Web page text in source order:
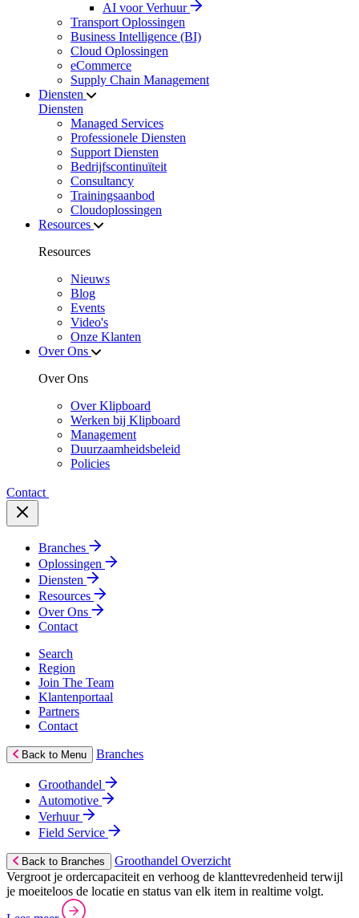
AI voor Verhuur
Transport Oplossingen
Business Intelligence (BI)
Cloud Oplossingen
eCommerce
Supply Chain Management
Diensten
Diensten
Managed Services
Professionele Diensten
Support Diensten
Bedrijfscontinuïteit
Consultancy
Trainingsaanbod
Cloudoplossingen
Resources
Resources
Nieuws
Blog
Events
Video's
Onze Klanten
Over Ons
Over Ons
Over Klipboard
Werken bij Klipboard
Management
Duurzaamheidsbeleid
Policies
Contact
Branches
Oplossingen
Diensten
Resources
Over Ons
Contact
Search
Region
Join The Team
Klantenportaal
Partners
Contact
Back to Menu Branches
Groothandel
Automotive
Verhuur
Field Service
Back to Branches
Groothandel Overzicht
Vergroot je ordercapaciteit en verhoog de klanttevredenheid terwijl
je moeiteloos de locatie en status van elk item in realtime volgt.